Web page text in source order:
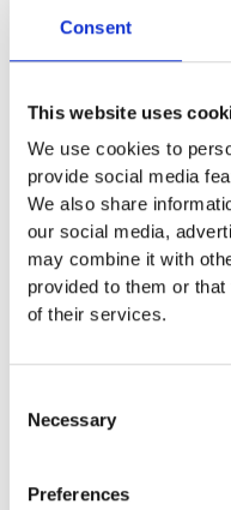
Consent
This website uses
We use cookies to
provide social media
We also share
our social media,
may combine it with
provided to them or
of their services.
Selection
Necessary
Preferences
Material stolpe/rör
Skötsel
Läs Eibes
Garantivillkor
Produktens utseende
på hemsidan.
Mer information om